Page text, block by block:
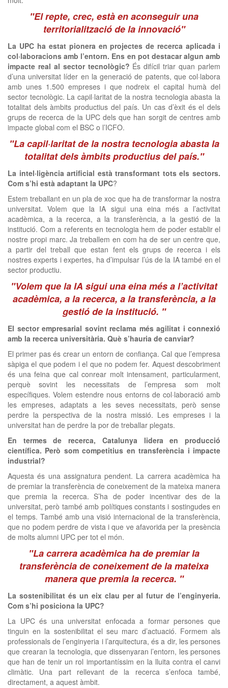
"El repte, crec, està en aconseguir una
territorialització de la innovació"
La UPC ha estat pionera en projectes de recerca aplicada i
col·laboracions amb l’entorn. Ens en pot destacar algun amb
impacte real al sector tecnològic? És difícil triar quan parlem
d’una universitat líder en la generació de patents, que col·labora
amb unes 1.500 empreses i que nodreix el capital humà del
sector tecnològic. La capil·laritat de la nostra tecnologia abasta la
totalitat dels àmbits productius del país. Un cas d’èxit és el dels
grups de recerca de la UPC dels que han sorgit de centres amb
impacte global com el BSC o l’ICFO.
"La capil·laritat de la nostra tecnologia abasta la
totalitat dels àmbits productius del país."
La intel·ligència artificial està transformant tots els sectors.
Com s’hi està adaptant la UPC?
Estem treballant en un pla de xoc que ha de transformar la nostra
universitat. Volem que la IA sigui una eina més a l’activitat
acadèmica, a la recerca, a la transferència, a la gestió de la
institució. Com a referents en tecnologia hem de poder establir el
nostre propi marc. Ja treballem en com ha de ser un centre que,
a partir del treball que estan fent els grups de recerca i els
nostres experts i expertes, ha d’impulsar l’ús de la IA també en el
sector productiu.
"Volem que la IA sigui una eina més a l’activitat
acadèmica, a la recerca, a la transferència, a la
gestió de la institució. "
El sector empresarial sovint reclama més agilitat i connexió
amb la recerca universitària. Què s’hauria de canviar?
El primer pas és crear un entorn de confiança. Cal que l’empresa
sàpiga el que podem i el que no podem fer. Aquest descobriment
és una feina que cal conrear molt intensament, particularment,
perquè sovint les necessitats de l’empresa som molt
específiques. Volem estendre nous entorns de col·laboració amb
les empreses, adaptats a les seves necessitats, però sense
perdre la perspectiva de la nostra missió. Les empreses i la
universitat han de perdre la por de treballar plegats.
En termes de recerca, Catalunya lidera en producció
científica. Però som competitius en transferència i impacte
industrial?
Aquesta és una assignatura pendent. La carrera acadèmica ha
de premiar la transferència de coneixement de la mateixa manera
que premia la recerca. S’ha de poder incentivar des de la
universitat, però també amb polítiques constants i sostingudes en
el temps. També amb una visió internacional de la transferència,
que no podem perdre de vista i que ve afavorida per la presència
de molts alumni UPC per tot el món.
"La carrera acadèmica ha de premiar la
transferència de coneixement de la mateixa
manera que premia la recerca. "
La sostenibilitat és un eix clau per al futur de l’enginyeria.
Com s’hi posiciona la UPC?
La UPC és una universitat enfocada a formar persones que
tinguin en la sostenibilitat el seu marc d’actuació. Formem als
professionals de l’enginyeria i l’arquitectura, és a dir, les persones
que crearan la tecnologia, que dissenyaran l’entorn, les persones
que han de tenir un rol importantíssim en la lluita contra el canvi
climàtic. Una part rellevant de la recerca s’enfoca també,
directament, a aquest àmbit.